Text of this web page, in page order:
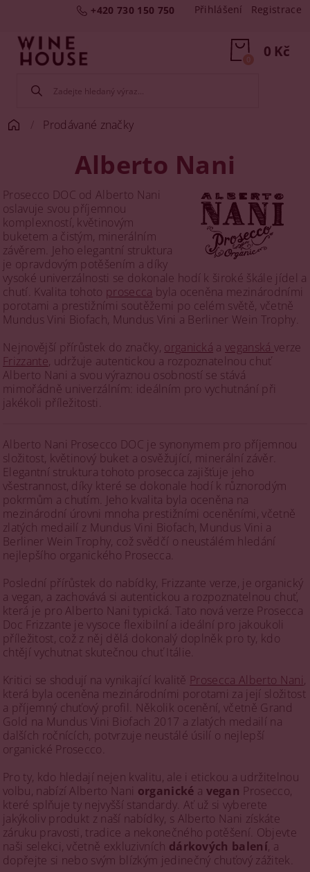
+420 730 150 750 Přihlášení Registrace
0 Kč
0
Prodávané značky
Alberto Nani
Prosecco DOC od Alberto Nani
oslavuje svou příjemnou
komplexností, květinovým
buketem a čistým, minerálním
závěrem. Jeho elegantní struktura
je opravdovým potěšením a díky
vysoké univerzálnosti se dokonale hodí k široké škále jídel a
chutí. Kvalita tohoto prosecca byla oceněna mezinárodními
porotami a prestižními soutěžemi po celém světě, včetně
Mundus Vini Biofach, Mundus Vini a Berliner Wein Trophy.
Nejnovější přírůstek do značky, organická aveganská verze
Frizzante, udržuje autentickou a rozpoznatelnou chuť
Alberto Nani a svou výraznou osobností se stává
mimořádně univerzálním: ideálním pro vychutnání při
jakékoli příležitosti.
Alberto Nani Prosecco DOC je synonymem pro příjemnou
složitost, květinový buket a osvěžující, minerální závěr.
Elegantní struktura tohoto prosecca zajišťuje jeho
všestrannost, díky které se dokonale hodí k různorodým
pokrmům a chutím. Jeho kvalita byla oceněna na
mezinárodní úrovni mnoha prestižními oceněními, včetně
zlatých medailí z Mundus Vini Biofach, Mundus Vini a
Berliner Wein Trophy, což svědčí o neustálém hledání
nejlepšího organického Prosecca.
Poslední přírůstek do nabídky, Frizzante verze, je organický
a vegan, a zachovává si autentickou a rozpoznatelnou chuť,
která je pro Alberto Nani typická. Tato nová verze Prosecca
Doc Frizzante je vysoce flexibilní a ideální pro jakoukoli
příležitost, což z něj dělá dokonalý doplněk pro ty, kdo
chtějí vychutnat skutečnou chuť Itálie.
Kritici se shodují na vynikající kvalitě Prosecca Alberto Nani,
která byla oceněna mezinárodními porotami za její složitost
a příjemný chuťový profil. Několik ocenění, včetně Grand
Gold na Mundus Vini Biofach 2017 a zlatých medailí na
dalších ročnících, potvrzuje neustálé úsilí o nejlepší
organické Prosecco.
Pro ty, kdo hledají nejen kvalitu, ale i etickou a udržitelnou
volbu, nabízí Alberto Nani organické a vegan Prosecco,
které splňuje ty nejvyšší standardy. Ať už si vyberete
jakýkoliv produkt z naší nabídky, s Alberto Nani získáte
záruku pravosti, tradice a nekonečného potěšení. Objevte
naši selekci, včetně exkluzivních dárkových balení, a
dopřejte si nebo svým blízkým jedinečný chuťový zážitek.